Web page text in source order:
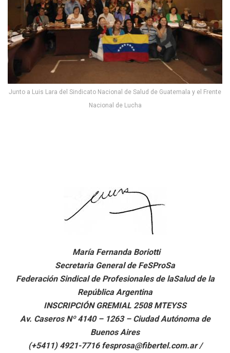
Junto a Luis Lara del Sindicato Nacional de Salud de Guatemala y el Frente
Nacional de Lucha
María Fernanda Boriotti
Secretaria General de FeSProSa
Federación Sindical de Profesionales de laSalud de la
República Argentina
INSCRIPCIÓN GREMIAL 2508 MTEYSS
Av. Caseros Nº 4140 – 1263 – Ciudad Autónoma de
Buenos Aires
(+5411) 4921-7716 fesprosa@fibertel.com.ar /